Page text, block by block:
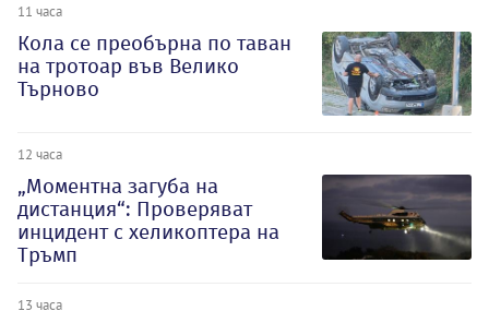
11 часа
Кола се преобърна по таван
на тротоар във Велико
Търново
12 часа
„Моментна загуба на
дистанция“: Проверяват
инцидент с хеликоптера на
Тръмп
13 часа